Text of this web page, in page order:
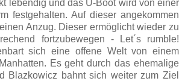
lebendig und das U-Boot wird von einer
festgehalten. Auf dieser angekommen
Anzug. Dieser ermöglicht wieder zu
fortzubewegen - Let´s rumble!
sich eine offene Welt von einem
Es geht durch das ehemalige
Blazkowicz bahnt sich weiter zum Ziel